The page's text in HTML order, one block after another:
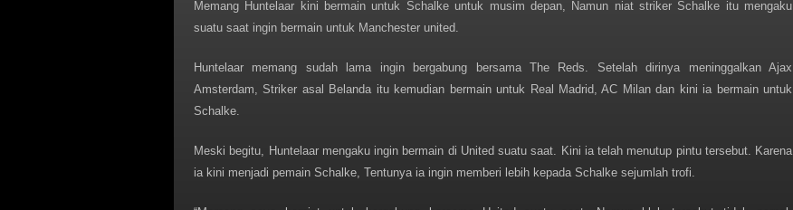
Memang Huntelaar kini bermain untuk Schalke untuk musim depan, Namun niat striker Schalke itu mengaku
suatu saat ingin bermain untuk Manchester united.
Huntelaar memang sudah lama ingin bergabung bersama The Reds. Setelah dirinya meninggalkan Ajax
Amsterdam, Striker asal Belanda itu kemudian bermain untuk Real Madrid, AC Milan dan kini ia bermain untuk
Schalke.
Meski begitu, Huntelaar mengaku ingin bermain di United suatu saat. Kini ia telah menutup pintu tersebut. Karena
ia kini menjadi pemain Schalke, Tentunya ia ingin memberi lebih kepada Schalke sejumlah trofi.